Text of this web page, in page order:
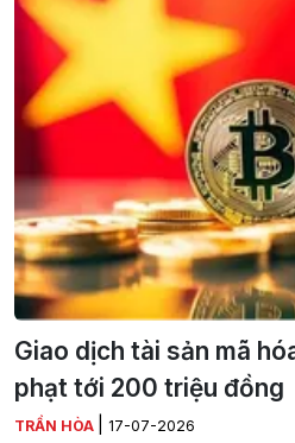
Giao dịch tài sản mã
phạt tới 200 triệu đồng
TRẦN HÒA 17-07-2026